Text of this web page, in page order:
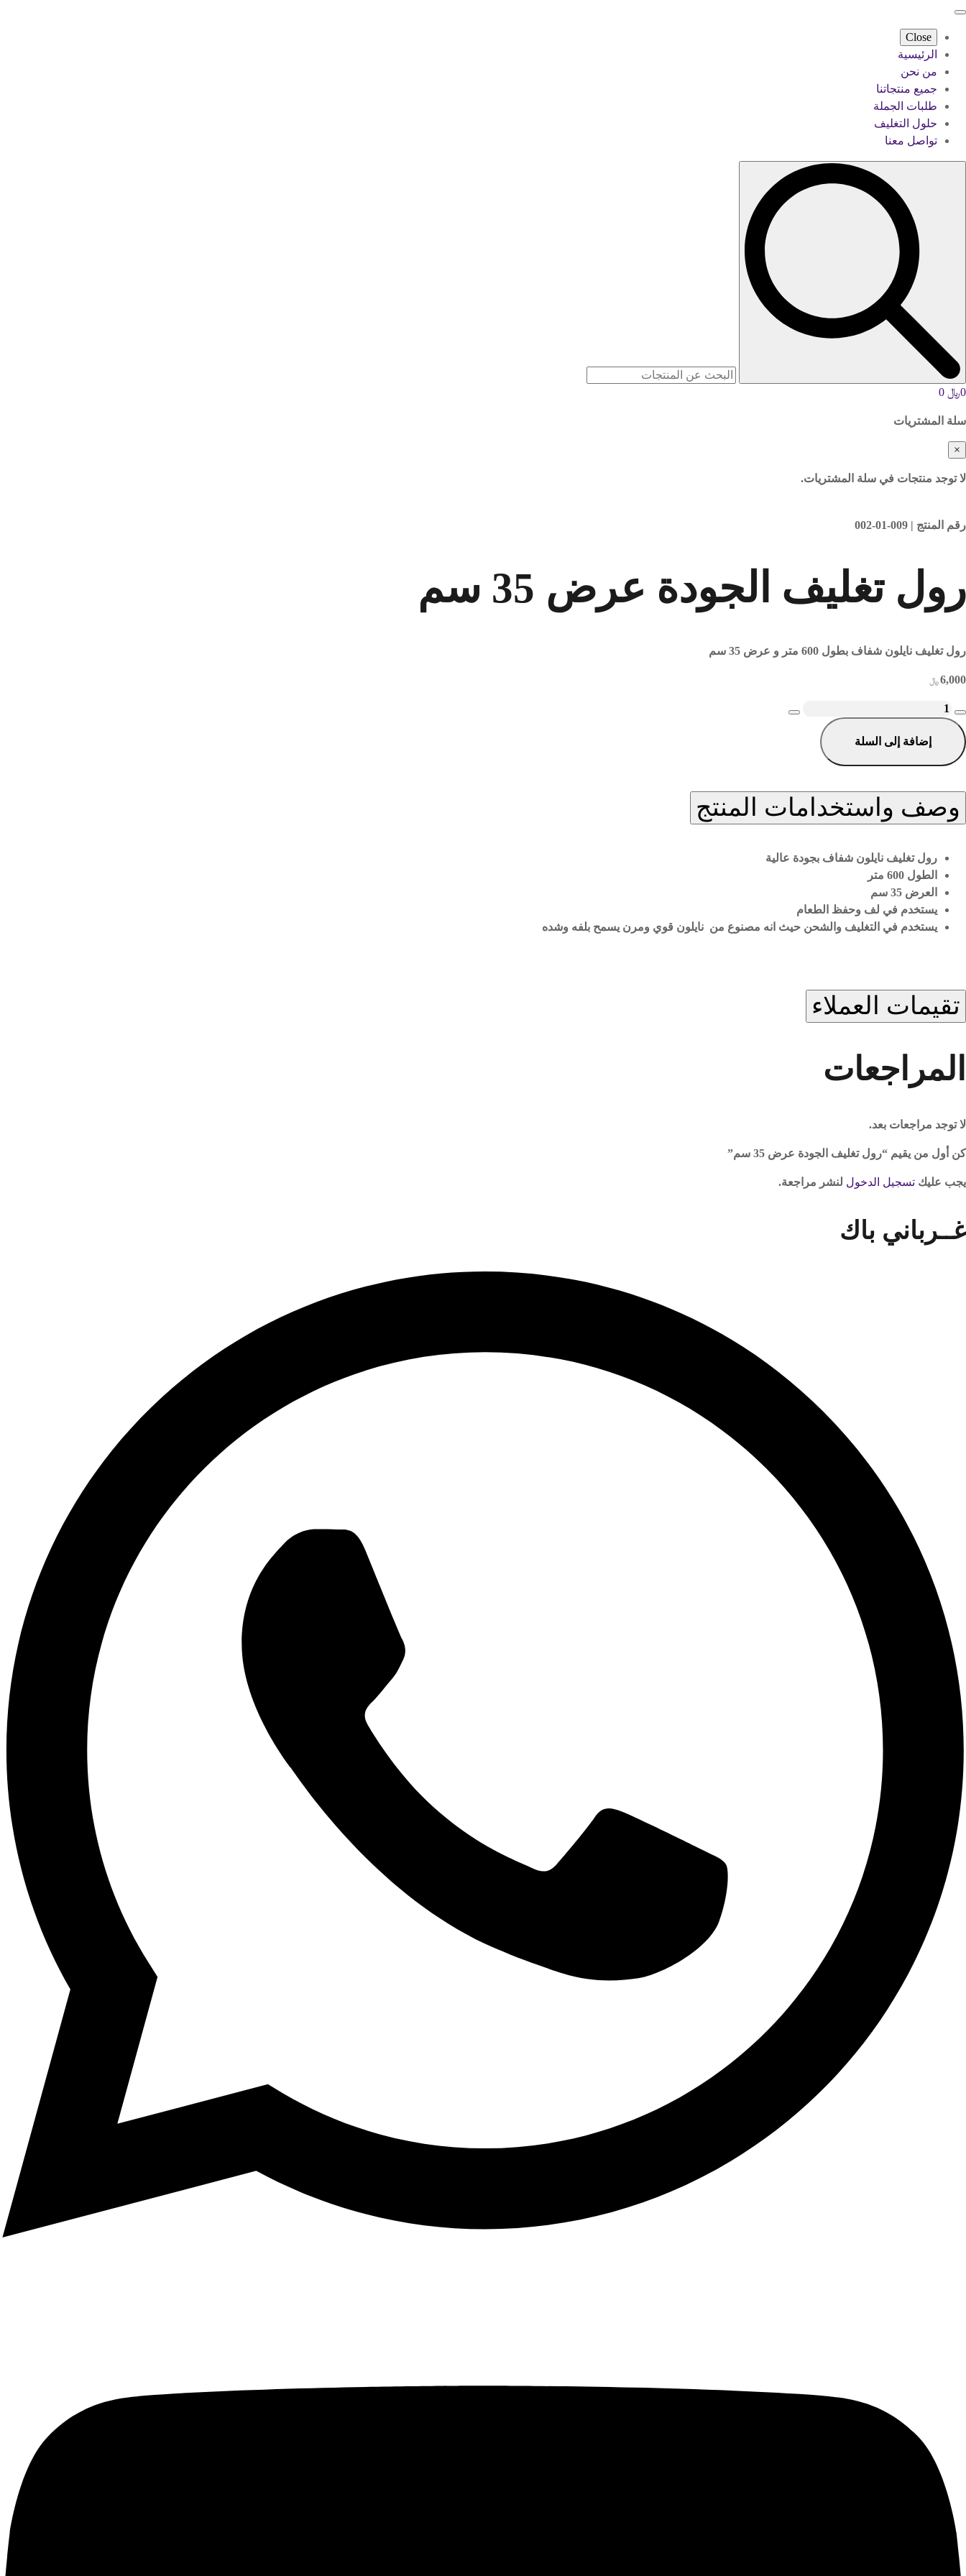
Close
الرئيسية
من نحن
جميع منتجاتنا
طلبات الجملة
حلول التغليف
تواصل معنا
0﷼ 0
سلة المشتريات
×
لا توجد منتجات في سلة المشتريات.
رقم المنتج | 009-01-002
رول تغليف الجودة عرض 35 سم
رول تغليف نايلون شفاف بطول 600 متر و عرض 35 سم
6,000﷼
كمية
رول
تغليف
الجودة
35
سم
إضافة إلى السلة
وصف واستخدامات المنتج
رول تغليف نايلون شفاف بجودة عالية
الطول 600 متر
العرض 35 سم
يستخدم في لف وحفظ الطعام
يستخدم في التغليف والشحن حيث انه مصنوع من نايلون قوي ومرن يسمح بلفه وشده
تقيمات العملاء
المراجعات
لا توجد مراجعات بعد.
كن أول من يقيم “رول تغليف الجودة عرض 35 سم”
يجب عليك تسجيل الدخول لنشر مراجعة.
غــرباني باك